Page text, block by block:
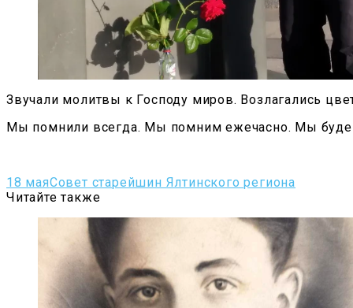
Звучали молитвы к Господу миров. Возлагались
Мы помнили всегда. Мы помним ежечасно. Мы
18 маяСовет старейшин Ялтинского региона
Читайте также